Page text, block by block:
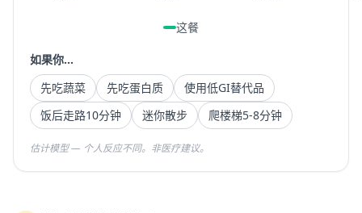
这餐
如果你...
先吃蔬菜
先吃蛋白质
使用低GI替代品
饭后走路10分钟
迷你散步 爬楼梯5-8分钟
估计模型 — 个人反应不同。非医疗建议。